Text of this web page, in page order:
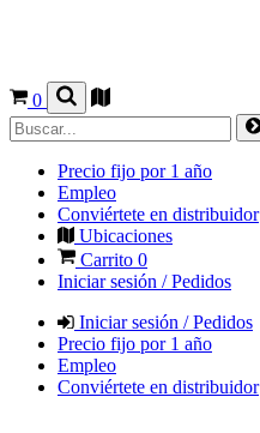
0
Precio fijo por 1 año
Empleo
Conviértete en distribuidor
Ubicaciones
Carrito 0
Iniciar sesión / Pedidos
Iniciar sesión / Pedidos
Precio fijo por 1 año
Empleo
Conviértete en distribuidor